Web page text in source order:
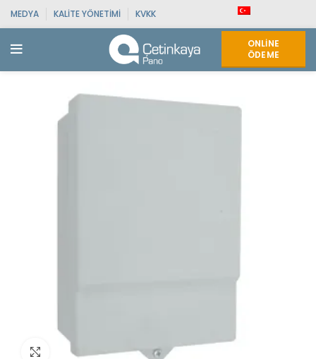
MEDYA KALITE YÖNETIMI KVKK
ONLINE
ÖDEME
Click to enlarge